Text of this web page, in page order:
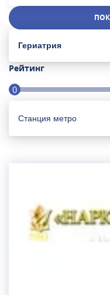
Гериатрия
Рейтинг
0
Станция метро